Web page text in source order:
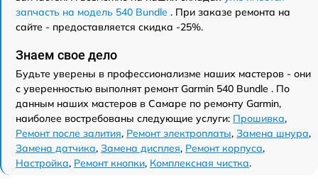
запчасть на модель 540 Bundle . При заказе ремонта на
сайте - предоставляется скидка -25%.
Знаем свое дело
Будьте уверены в профессионализме наших мастеров - они
с уверенностью выполнят ремонт Garmin 540 Bundle . По
данным наших мастеров в Самаре по ремонту Garmin,
наиболее востребованы следующие услуги: Прошивка,
Ремонт после залития, Ремонт электроплаты, Замена шнура,
Замена датчика, Замена дисплея, Ремонт корпуса,
Настройка, Ремонт кнопки, Комплексная чистка.